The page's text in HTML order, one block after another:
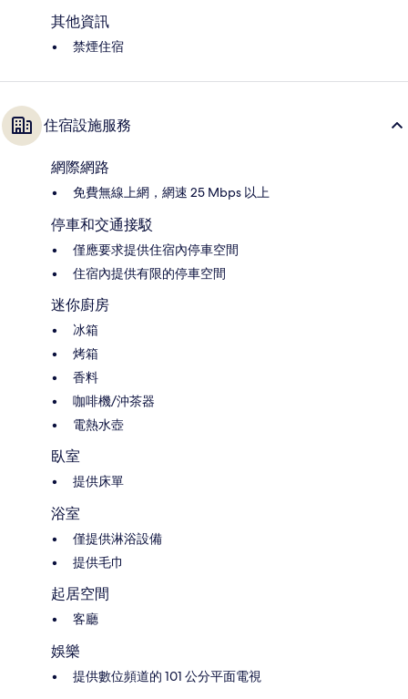
其他資訊
禁煙住宿
住宿設施服務
網際網路
免費無線上網，網速 25 Mbps 以上
停車和交通接駁
僅應要求提供住宿內停車空間
住宿內提供有限的停車空間
迷你廚房
冰箱
烤箱
香料
咖啡機/沖茶器
電熱水壺
臥室
提供床單
浴室
僅提供淋浴設備
提供毛巾
起居空間
客廳
娛樂
提供數位頻道的 101 公分平面電視